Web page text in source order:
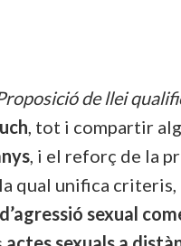
de llei
, tot i compartir
, i el reforç de la
la qual unifica
sexual